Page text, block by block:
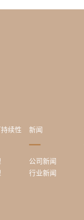
续性 新闻
公司新闻
行业新闻